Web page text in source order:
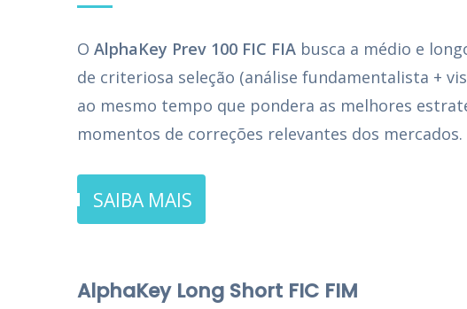
O AlphaKey Prev 100 FIC FIA busca a médio e
de criteriosa seleção (análise fundamentalista +
ao mesmo tempo que pondera as melhores
momentos de correções relevantes dos
SAIBA MAIS
AlphaKey Long Short FIC FIM